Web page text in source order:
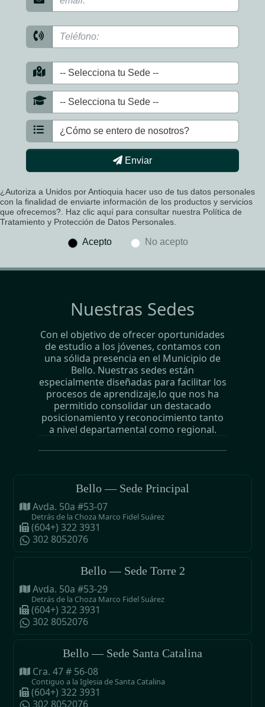
Enviar
¿Autoriza a Unidos por Antioquia hacer uso de tus datos personales
con la finalidad de enviarte información de los productos y servicios
que ofrecemos?. Haz clic aquí para consultar nuestra Política de
Tratamiento y Protección de Datos Personales.
Acepto No acepto
Nuestras Sedes
Con el objetivo de ofrecer oportunidades
de estudio a los jóvenes, contamos con
una sólida presencia en el Municipio de
Bello. Nuestras sedes están
especialmente diseñadas para facilitar los
procesos de aprendizaje,lo que nos ha
permitido consolidar un destacado
posicionamiento y reconocimiento tanto
a nivel departamental como regional.
Bello — Sede Principal
Avda. 50a #53-07
Detrás de la Choza Marco Fidel Suárez
(604+) 322 3931
302 8052076
Bello — Sede Torre 2
Avda. 50a #53-29
Detrás de la Choza Marco Fidel Suárez
(604+) 322 3931
302 8052076
Bello — Sede Santa Catalina
Cra. 47 # 56-08
Contiguo a la Iglesia de Santa Catalina
(604+) 322 3931
302 8052076